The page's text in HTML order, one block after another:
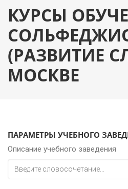
КУРСЫ
(РАЗВИТИЕ
МОСКВЕ
ПАРАМЕТРЫ УЧЕБНОГО
Описание учебного заведения